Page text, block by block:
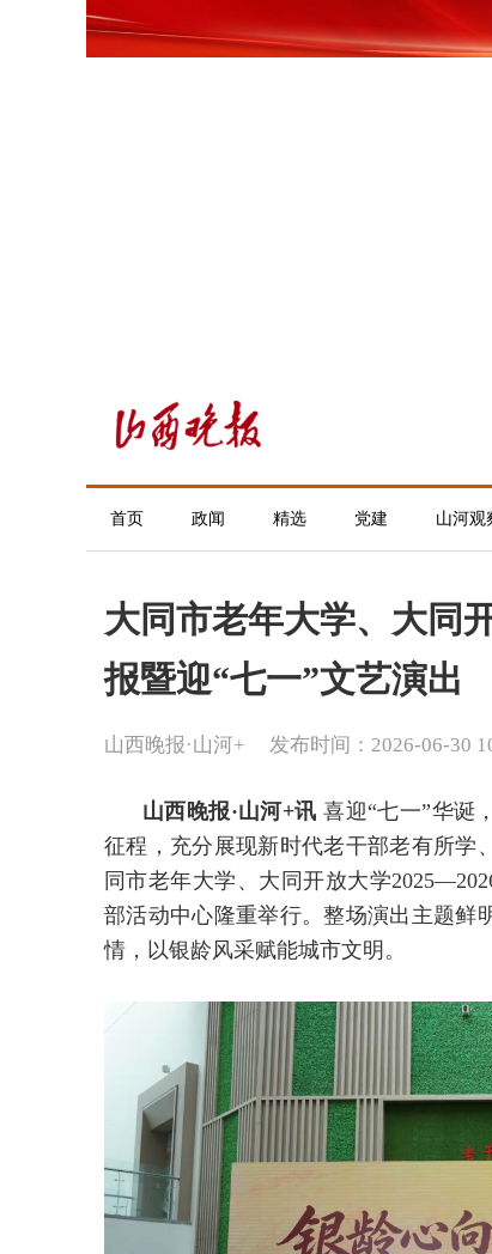
首页 政闻 精选 党建 山河观
大同市老年大学、大同
报暨迎“七一”文艺演出
山西晚报·山河+ 发布时间：2026-06-30
山西晚报·山河+讯喜迎“七一”华诞
征程，充分展现新时代老干部老有所学
同市老年大学、大同开放大学
部活动中心隆重举行。整场演出主题鲜
情，以银龄风采赋能城市文明。